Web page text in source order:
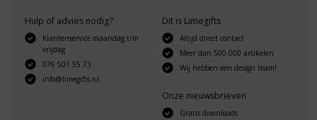
Hulp of advies nodig?
Klantenservice maandag t/m
vrijdag
076 501 55 73
info@limegifts.nl
Dit is Limegifts
Altijd direct contact
Meer dan 500.000 artikelen
Wij hebben een design team!
Onze nieuwsbrieven
Gratis downloads